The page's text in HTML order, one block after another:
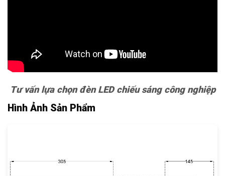
Tư vấn lựa chọn đèn LED chiếu sáng công nghiệp
Hình Ảnh Sản Phẩm